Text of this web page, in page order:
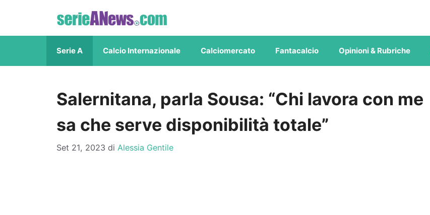
contenuto
Serie A Calcio Internazionale Calciomercato Fantacalcio Opinioni & Rubriche
Salernitana, parla Sousa: “Chi lavora con me
sa che serve disponibilità totale”
Set 21, 2023 di Alessia Gentile